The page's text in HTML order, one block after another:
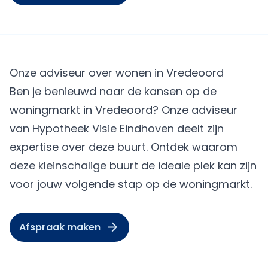
Onze adviseur over wonen in Vredeoord
Ben je benieuwd naar de kansen op de
woningmarkt in Vredeoord? Onze adviseur
van Hypotheek Visie Eindhoven deelt zijn
expertise over deze buurt. Ontdek waarom
deze kleinschalige buurt de ideale plek kan zijn
voor jouw volgende stap op de woningmarkt.
Afspraak maken